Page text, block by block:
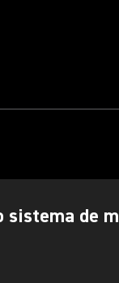
sistema de